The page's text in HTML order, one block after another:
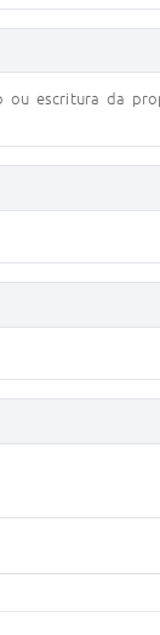
escritura da